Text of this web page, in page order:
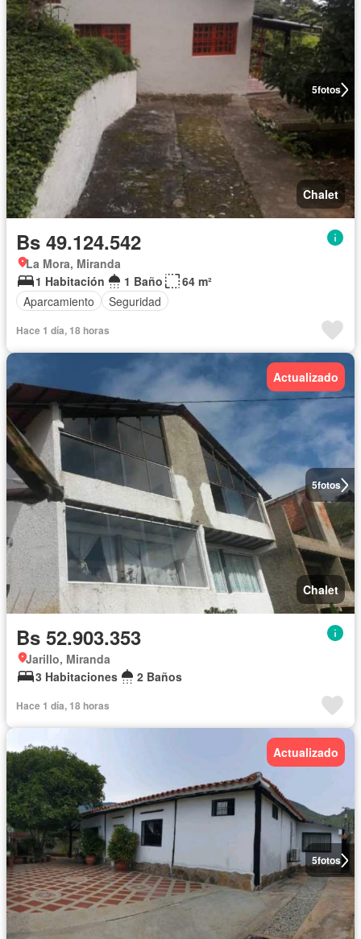
5fotos
Chalet
Bs 49.124.542
La Mora, Miranda
1 Habitación
1 Baño
64 m²
Aparcamiento
Seguridad
Hace 1 día, 18 horas
5fotos
Actualizado
Chalet
Bs 52.903.353
Jarillo, Miranda
3 Habitaciones
2 Baños
Hace 1 día, 18 horas
5fotos
Actualizado